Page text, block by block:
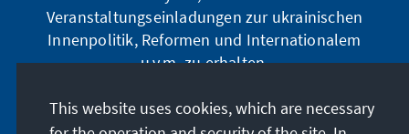
Veranstaltungseinladungen zur ukrainischen
Innenpolitik, Reformen und Internationalem
u.v.m. zu erhalten.
Jetzt abonnieren
This website uses cookies, which are necessary